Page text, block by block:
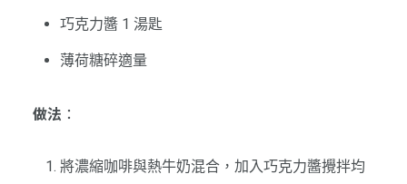
巧克力醬 1 湯匙
薄荷糖碎適量
做法 ：
將濃縮咖啡與熱牛奶混合，加入巧克力醬攪拌均